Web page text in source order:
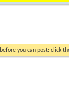
before you can post: click